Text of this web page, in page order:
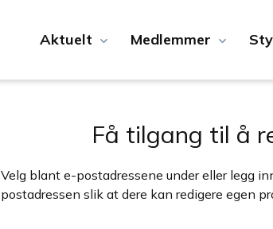
Aktuelt Medlemmer
Få tilgang til å
Velg blant e-postadressene under eller legg
postadressen slik at dere kan redigere egen